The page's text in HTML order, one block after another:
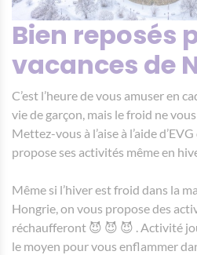
Bien reposés
vacances de
C’est l’heure de vous amuser en
vie de garçon, mais le froid ne
Mettez-vous à l’aise à l’aide
propose ses activités même en
Même si l’hiver est froid dans la
Hongrie, on vous propose des
réchaufferont 😈 😈 😈 . Activité
le moyen pour vous enflammer